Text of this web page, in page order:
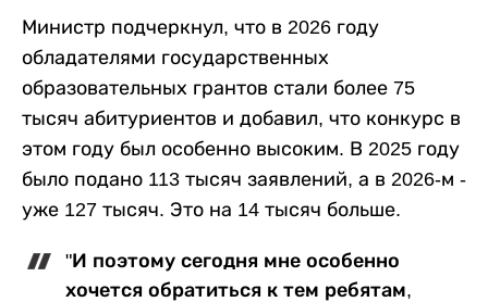
Министр подчеркнул, что в 2026 году
обладателями государственных
образовательных грантов стали более 75
тысяч абитуриентов и добавил, что конкурс в
этом году был особенно высоким. В 2025 году
было подано 113 тысяч заявлений, а в 2026-м -
уже 127 тысяч. Это на 14 тысяч больше.
"И поэтому сегодня мне особенно
хочется обратиться к тем ребятам,